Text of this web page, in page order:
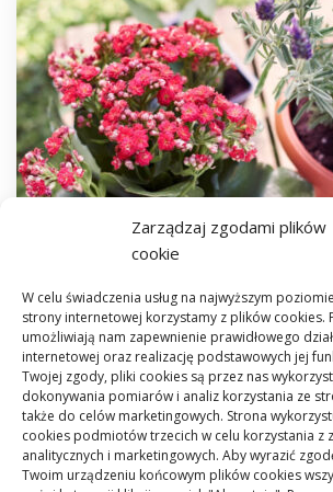
Zarządzaj zgodami plików
cookie
W celu świadczenia usług na najwyższym
strony internetowej korzystamy z plików cookies.
umożliwiają nam zapewnienie prawidłowego
internetowej oraz realizację podstawowych jej
Twojej zgody, pliki cookies są przez nas
dokonywania pomiarów i analiz korzystania ze
także do celów marketingowych. Strona
cookies podmiotów trzecich w celu korzystania z
analitycznych i marketingowych. Aby wyrazić
Twoim urządzeniu końcowym plików cookies
REMONT
W jaki sposób odpowiednio
ogrodowe